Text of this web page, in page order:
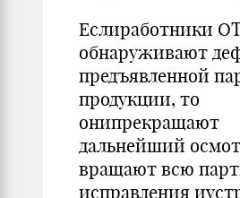
Еслиработники
обнаруживают
предъявленной
продукции, то
онипрекращают
дальнейший
вращают всю
исправления